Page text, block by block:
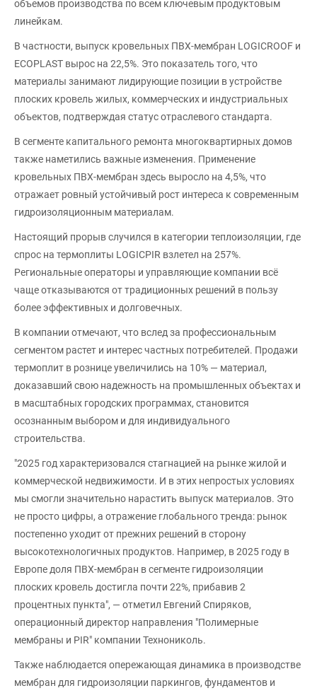
объемов производства по всем ключевым продуктовым
линейкам.
В частности, выпуск кровельных ПВХ-мембран LOGICROOF и
ECOPLAST вырос на 22,5%. Это показатель того, что
материалы занимают лидирующие позиции в устройстве
плоских кровель жилых, коммерческих и индустриальных
объектов, подтверждая статус отраслевого стандарта.
В сегменте капитального ремонта многоквартирных домов
также наметились важные изменения. Применение
кровельных ПВХ-мембран здесь выросло на 4,5%, что
отражает ровный устойчивый рост интереса к современным
гидроизоляционным материалам.
Настоящий прорыв случился в категории теплоизоляции, где
спрос на термоплиты LOGICPIR взлетел на 257%.
Региональные операторы и управляющие компании всё
чаще отказываются от традиционных решений в пользу
более эффективных и долговечных.
В компании отмечают, что вслед за профессиональным
сегментом растет и интерес частных потребителей. Продажи
термоплит в рознице увеличились на 10% — материал,
доказавший свою надежность на промышленных объектах и
в масштабных городских программах, становится
осознанным выбором и для индивидуального
строительства.
"2025 год характеризовался стагнацией на рынке жилой и
коммерческой недвижимости. И в этих непростых условиях
мы смогли значительно нарастить выпуск материалов. Это
не просто цифры, а отражение глобального тренда: рынок
постепенно уходит от прежних решений в сторону
высокотехнологичных продуктов. Например, в 2025 году в
Европе доля ПВХ-мембран в сегменте гидроизоляции
плоских кровель достигла почти 22%, прибавив 2
процентных пункта", — отметил Евгений Спиряков,
операционный директор направления "Полимерные
мембраны и PIR" компании Технониколь.
Также наблюдается опережающая динамика в производстве
мембран для гидроизоляции паркингов, фундаментов и